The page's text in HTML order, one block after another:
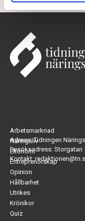
Adress: Tidningen
Besöksadress: Storgatan
Kontakt:
Arbetsmarknad
Näringsliv
Ekonomi
Entreprenörskap
Opinion
Hållbarhet
Utrikes
Krönikor
Quiz